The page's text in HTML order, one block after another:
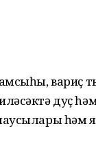
вариҫ
дуҫ